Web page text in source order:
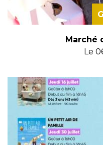
Marché
Le